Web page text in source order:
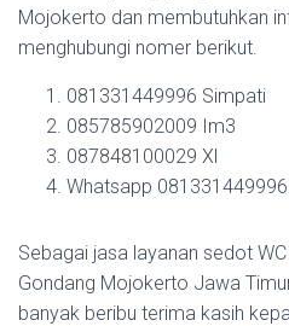
Mojokerto dan membutuhkan
menghubungi nomer berikut.
081331449996 Simpati
085785902009 Im3
087848100029 Xl
Whatsapp 081331449996
Sebagai jasa layanan sedot
Gondang Mojokerto Jawa
banyak beribu terima kasih